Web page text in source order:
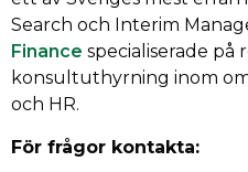
Search och Interim
Finance specialiserade på
konsultuthyrning inom
och HR.
För frågor kontakta: